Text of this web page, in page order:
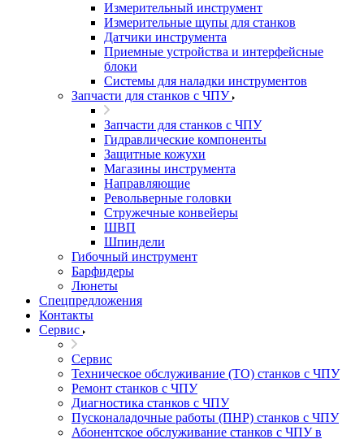
Измерительный инструмент
Измерительные щупы для станков
Датчики инструмента
Приемные устройства и интерфейсные
блоки
Системы для наладки инструментов
Запчасти для станков с ЧПУ
Запчасти для станков с ЧПУ
Гидравлические компоненты
Защитные кожухи
Магазины инструмента
Направляющие
Револьверные головки
Стружечные конвейеры
ШВП
Шпиндели
Гибочный инструмент
Барфидеры
Люнеты
Спецпредложения
Контакты
Сервис
Сервис
Техническое обслуживание (ТО) станков с ЧПУ
Ремонт станков с ЧПУ
Диагностика станков с ЧПУ
Пусконаладочные работы (ПНР) станков с ЧПУ
Абонентское обслуживание станков с ЧПУ в